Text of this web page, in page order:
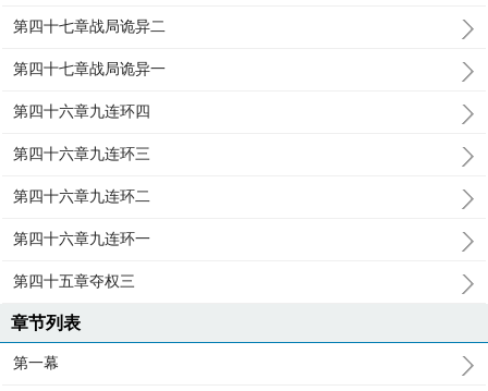
第四十七章战局诡异二
第四十七章战局诡异一
第四十六章九连环四
第四十六章九连环三
第四十六章九连环二
第四十六章九连环一
第四十五章夺权三
章节列表
第一幕